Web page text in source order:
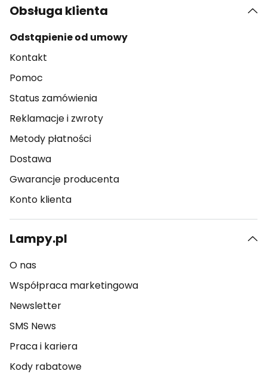
Obsługa klienta
Odstąpienie od umowy
Kontakt
Pomoc
Status zamówienia
Reklamacje i zwroty
Metody płatności
Dostawa
Gwarancje producenta
Konto klienta
Lampy.pl
O nas
Współpraca marketingowa
Newsletter
SMS News
Praca i kariera
Kody rabatowe